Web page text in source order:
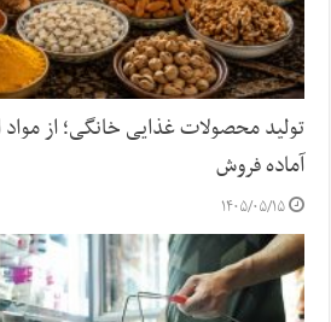
تولید محصولات غذایی خانگی؛ از
آماده فروش
۱۴۰۵/۰۵/۱۵